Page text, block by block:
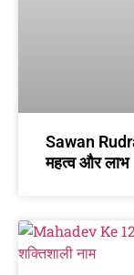
Sawan
महत्व और लाभ